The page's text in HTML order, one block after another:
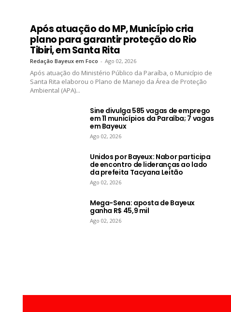
Após atuação do MP, Município cria
plano para garantir proteção do Rio
Tibiri, em Santa Rita
Redação Bayeux em Foco - Ago 02, 2026
Após atuação do Ministério Público da Paraíba, o Município de
Santa Rita elaborou o Plano de Manejo da Área de Proteção
Ambiental (APA)...
Sine divulga 585 vagas de emprego
em 11 municípios da Paraíba; 7 vagas
em Bayeux
Ago 02, 2026
Unidos por Bayeux: Nabor participa
de encontro de lideranças ao lado
da prefeita Tacyana Leitão
Ago 02, 2026
Mega-Sena: aposta de Bayeux
ganha R$ 45,9 mil
Ago 02, 2026